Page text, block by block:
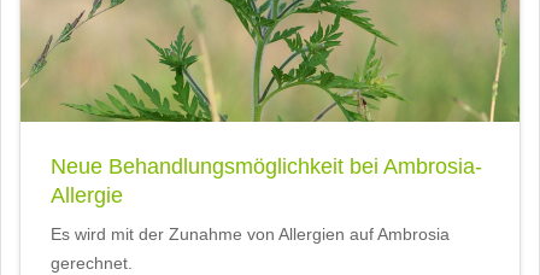
Neue Behandlungsmöglichkeit bei Ambrosia-
Allergie
Es wird mit der Zunahme von Allergien auf Ambrosia
gerechnet.